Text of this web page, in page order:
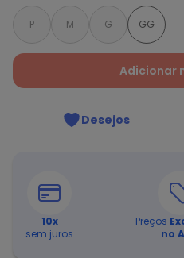
P M G GG
Adicionar
Desejos
10x
sem juros
Preços
no